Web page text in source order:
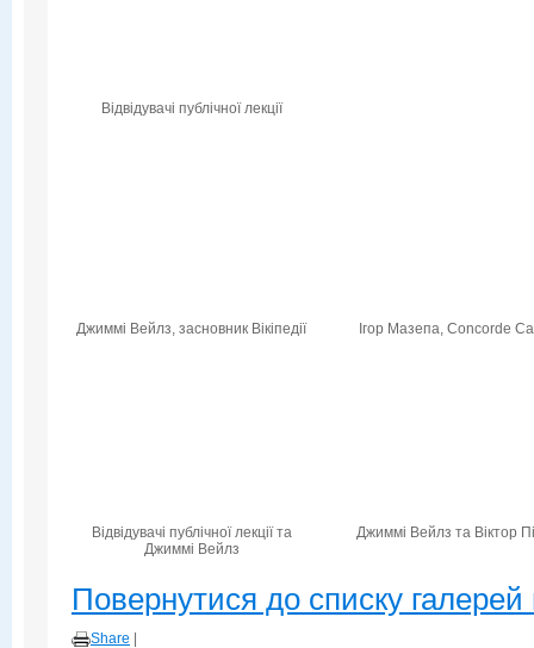
Відвідувачі публічної лекції
Джиммі Вейлз, засновник Вікіпедії Ігор Мазепа, Concorde
Відвідувачі публічної лекції та
Джиммі Вейлз
Джиммі Вейлз та Віктор
Повернутися до списку галерей
Share